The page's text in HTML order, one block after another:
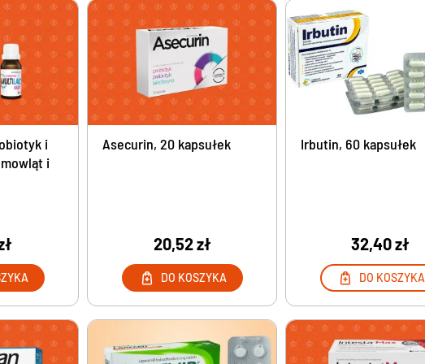
leki na erekcję
bez recepty
mężczyzny
na układ krążenia
na cholesterol
żylaki
bez recepty
bez recepty
stawy
stłuczenia
na stawy
bez recepty
i rozgrzewające
układu moczowego
Preparaty na opryszczkę
Żele na ukąszenia owadów
Leki na szybsze gojenie ran
Preparaty na wszy i gnidy
Leki na nadmierne pocenie się
Szampony na łupież
Kremy i maści na odparzenia
Krople nawilżające do oczu
Krople na czerwone oczy
Krople ze świetlikiem
Krople do oczu
Witaminy i luteina na oczy
Tabletki z luteiną
i
i
Asecurin, 20 kapsułek
20,52 zł
DO KOSZYKA
Irbutin, 60 kapsułek
32,40 zł
DO KOSZYKA